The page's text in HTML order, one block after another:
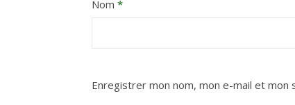
Nom *
Enregistrer mon nom, mon e-mail et mon